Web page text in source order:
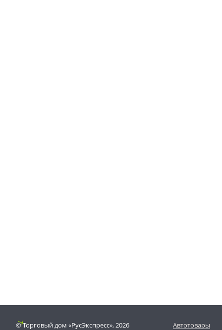
© Торговый дом «РусЭкспресс», 2026
Автотовары